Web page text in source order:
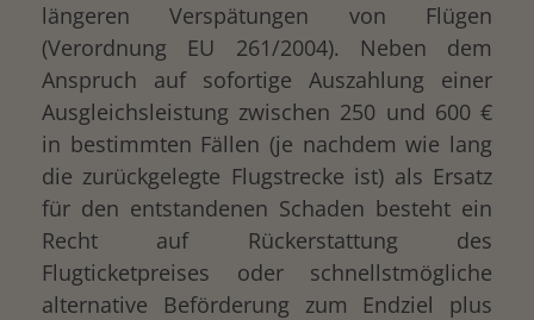
längeren Verspätungen von Flügen
(Verordnung EU 261/2004). Neben dem
Anspruch auf sofortige Auszahlung einer
Ausgleichsleistung zwischen 250 und 600 €
in bestimmten Fällen (je nachdem wie lang
die zurückgelegte Flugstrecke ist) als Ersatz
für den entstandenen Schaden besteht ein
Recht auf Rückerstattung des
Flugticketpreises oder schnellstmögliche
alternative Beförderung zum Endziel plus